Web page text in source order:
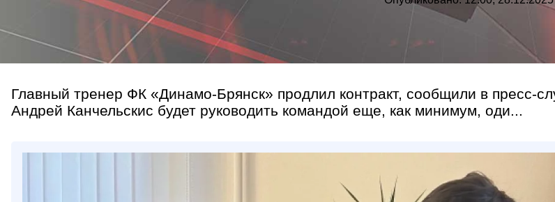
Главный тренер ФК «Динамо-Брянск» продлил контракт, сообщили в пресс-
Андрей Канчельскис будет руководить командой еще, как минимум, оди...